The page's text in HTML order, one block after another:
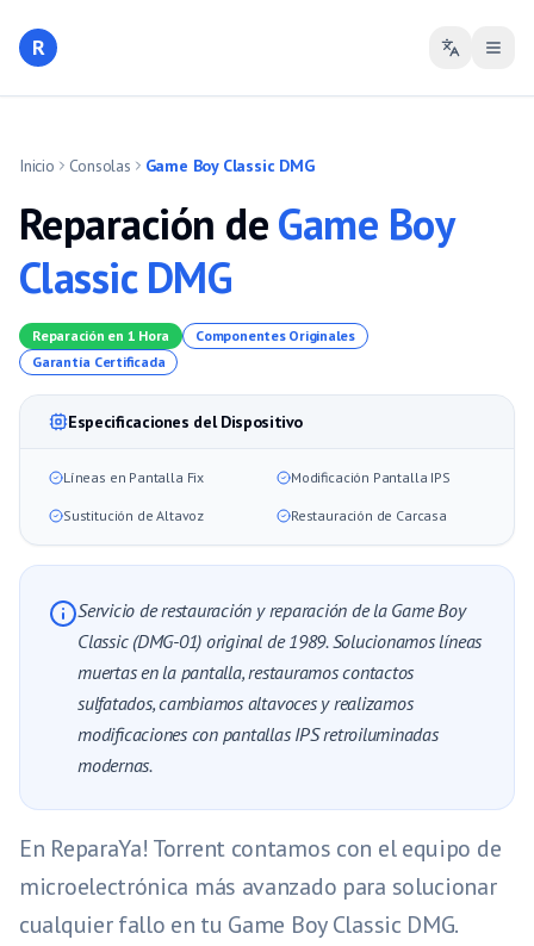
R
Inicio Consolas Game Boy Classic DMG
Reparación deGame Boy
Classic DMG
Reparación en 1 Hora
Componentes Originales
Garantía Certificada
Especificaciones del Dispositivo
Líneas en Pantalla Fix Modificación Pantalla IPS
Sustitución de Altavoz Restauración de Carcasa
Servicio de restauración y reparación de la Game Boy
Classic (DMG-01) original de 1989. Solucionamos líneas
muertas en la pantalla, restauramos contactos
sulfatados, cambiamos altavoces y realizamos
modificaciones con pantallas IPS retroiluminadas
modernas.
En ReparaYa! Torrent contamos con el equipo de
microelectrónica más avanzado para solucionar
cualquier fallo en tu Game Boy Classic DMG.